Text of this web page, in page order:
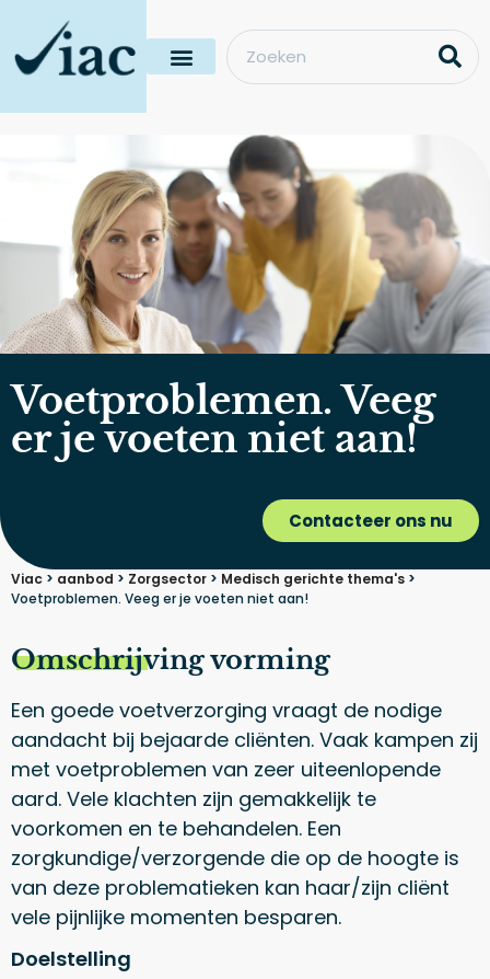
Voetproblemen. Veeg
er je voeten niet aan!
Contacteer ons nu
Viac > aanbod > Zorgsector > Medisch gerichte thema's >
Voetproblemen. Veeg er je voeten niet aan!
Omschrijving vorming
Een goede voetverzorging vraagt de nodige
aandacht bij bejaarde cliënten. Vaak kampen zij
met voetproblemen van zeer uiteenlopende
aard. Vele klachten zijn gemakkelijk te
voorkomen en te behandelen. Een
zorgkundige/verzorgende die op de hoogte is
van deze problematieken kan haar/zijn cliënt
vele pijnlijke momenten besparen.
Doelstelling